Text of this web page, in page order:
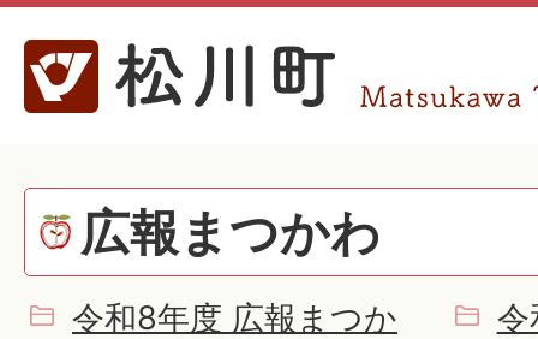
広報まつかわ
令和8年度 広報まつか
令